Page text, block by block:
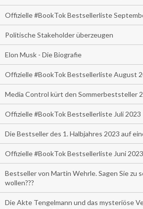
Offizielle #BookTok Bestsellerliste
Politische Stakeholder überzeugen
Elon Musk - Die Biografie
Offizielle #BookTok Bestsellerliste August
Media Control kürt den Sommerbeststeller
Offizielle #BookTok Bestsellerliste Juli 2023
Die Bestseller des 1. Halbjahres 2023 auf
Offizielle #BookTok Bestsellerliste Juni 2023
Bestseller von Martin Wehrle. Sagen Sie zu
wollen???
Die Akte Tengelmann und das mysteriöse